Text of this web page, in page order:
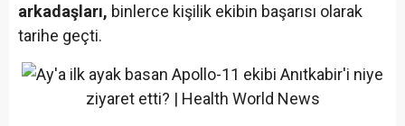
arkadaşları, binlerce kişilik ekibin başarısı olarak
tarihe geçti.